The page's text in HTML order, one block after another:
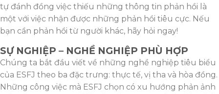
tự đánh đồng việc thiếu những thông tin phản hồi là
một với việc nhận được những phản hồi tiêu cực. Nếu
bạn cần phản hồi từ người khác, hãy hỏi ngay!
SỰ NGHIỆP – NGHỀ NGHIỆP PHÙ HỢP
Chúng ta bắt đầu viết về những nghề nghiệp tiêu biểu
của ESFJ theo ba đặc trưng: thực tế, vị tha và hòa đồng.
Những công việc mà ESFJ chọn có xu hướng phản ảnh